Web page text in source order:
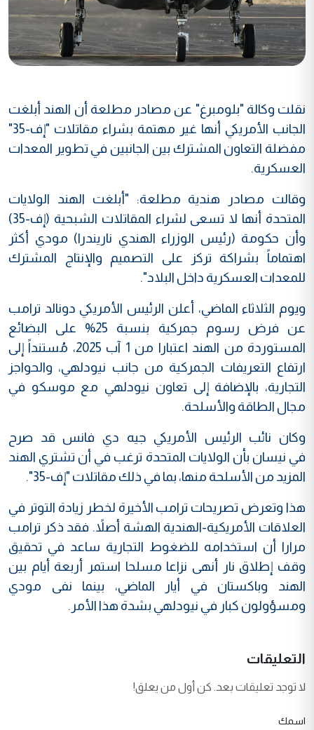
نقلت وكالة "بلومبرغ" عن مصادر مطلعة أن الهند أبلغت
الجانب الأمريكي أنها غير مهتمة بشراء مقاتلات "إف-35"
مفضلة التعاون المشترك بين الجانبين في تطوير المعدات
العسكرية.
وقالت مصادر هندية مطلعة: "أبلغت الهند الولايات
المتحدة أنها لا تسعى لشراء المقاتلات الشبحية (إف-35)
وأن حكومة (رئيس الوزراء الهندي ناريندرا) مودي أكثر
اهتماماً بشراكة تركز على التصميم والإنتاج المشترك
للمعدات العسكرية داخل البلاد".
ويوم الثلاثاء الماضي، أعلن الرئيس الأمريكي دونالد ترامب
عن فرض رسوم جمركية بنسبة 25% على البضائع
المستوردة من الهند اعتبارا من 1 آب 2025، مُستنداً إلى
ارتفاع التعريفات الجمركية من جانب نيودلهي، والحواجز
التجارية، بالإضافة إلى تعاون نيودلهي مع موسكو في
مجال الطاقة والأسلحة.
وكان نائب الرئيس الأمريكي جيه دي فانس قد صرح
في نيسان بأن الولايات المتحدة ترغب في أن تشتري الهند
المزيد من الأسلحة منها، بما في ذلك مقاتلات "إف-35".
هذا وتعرض تصريحات ترامب الأخيرة لخطر زيادة التوتر في
العلاقات الأمريكية-الهندية الهشة أصلاً. فقد ذكر ترامب
مرارا أن استخدامه للضغوط التجارية ساعد في تحقيق
وقف إطلاق نار أنهى نزاعا مسلحا استمر أربعة أيام بين
الهند وباكستان في أيار الماضي، بينما نفى مودي
ومسؤولون كبار في نيودلهي بشدة هذا الأمر.
التعليقات
لا توجد تعليقات بعد. كن أول من يعلق!
اسمك